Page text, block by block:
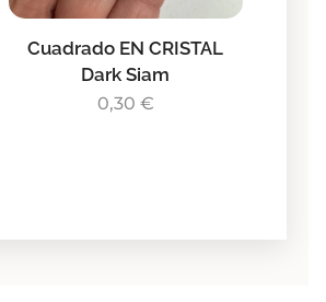
Cuadrado EN CRISTAL
Dark Siam
0,30 €